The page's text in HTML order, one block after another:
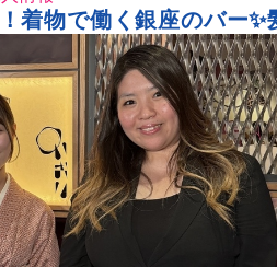
着物で働く銀座のバー